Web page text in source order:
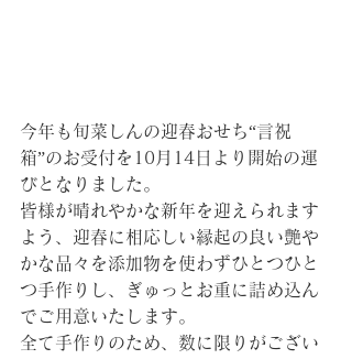
今年も旬菜しんの迎春おせち“言祝
箱”のお受付を10月14日より開始の運
びとなりました。
皆様が晴れやかな新年を迎えられます
よう、迎春に相応しい縁起の良い艶や
かな品々を添加物を使わずひとつひと
つ手作りし、ぎゅっとお重に詰め込ん
でご用意いたします。
全て手作りのため、数に限りがござい